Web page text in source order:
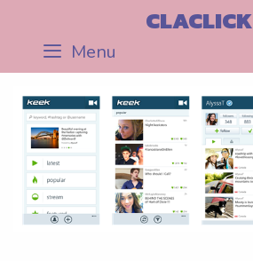
content
CLACLICK
Menu